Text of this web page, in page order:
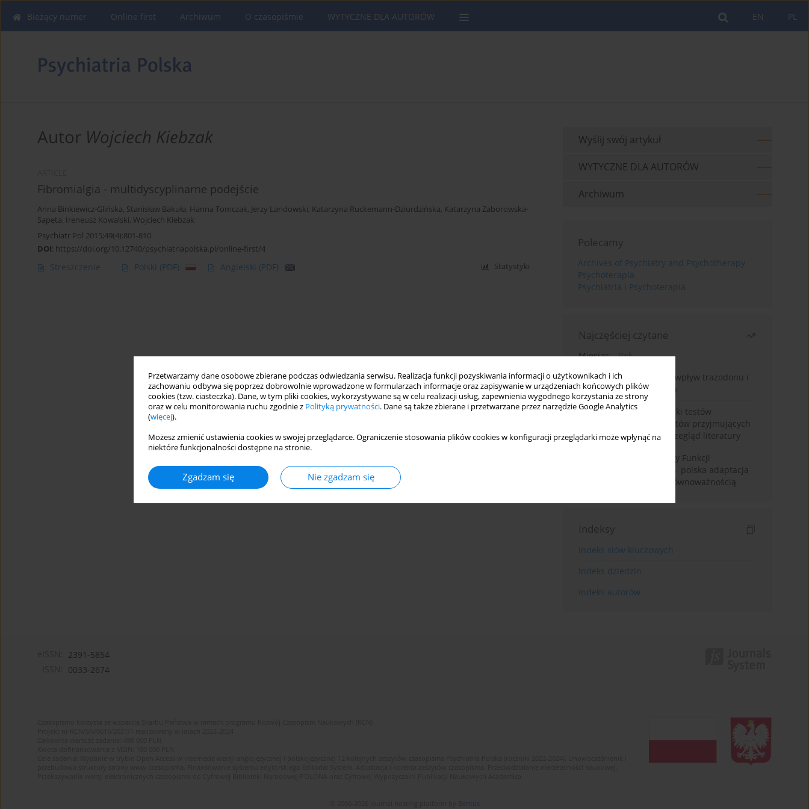
Przetwarzamy dane osobowe zbierane podczas odwiedzania serwisu. Realizacja funkcji pozyskiwania informacji o użytkownikach i ich
zachowaniu odbywa się poprzez dobrowolnie wprowadzone w formularzach informacje oraz zapisywanie w urządzeniach końcowych plików
cookies (tzw. ciasteczka). Dane, w tym pliki cookies, wykorzystywane są w celu realizacji usług, zapewnienia wygodnego korzystania ze strony
oraz w celu monitorowania ruchu zgodnie z Polityką prywatności. Dane są także zbierane i przetwarzane przez narzędzie Google Analytics
(więcej).
Możesz zmienić ustawienia cookies w swojej przeglądarce. Ograniczenie stosowania plików cookies w konfiguracji przeglądarki może wpłynąć na
niektóre funkcjonalności dostępne na stronie.
Zgadzam się Nie zgadzam się
PL
EN
Bieżący numer Online first Archiwum O czasopiśmie WYTYCZNE DLA AUTORÓW
Autor Wojciech Kiebzak
Fibromialgia - multidyscyplinarne podejście
Anna Binkiewicz-Glińska, Stanisław Bakuła, Hanna Tomczak, Jerzy Landowski, Katarzyna Ruckemann-Dziurdzińska, Katarzyna Zaborowska-
Sapeta, Ireneusz Kowalski, Wojciech Kiebzak
Psychiatr Pol 2015;49(4):801-810
DOI: https://doi.org/10.12740/psychiatriapolska.pl/online-first/4
Streszczenie Polski (PDF) Angielski (PDF) Statystyki
Wyślij swój artykuł
WYTYCZNE DLA AUTORÓW
Archiwum
Polecamy
Archives of Psychiatry and Psychotherapy
Psychoterapia
Psychiatria i Psychoterapia
Najczęściej czytane
Miesiąc
Rok
Leczenie bezsenności – wpływ trazodonu i
leków nasennych na sen
Fałszywie dodatnie wyniki testów
narkotykowych u pacjentów przyjmujących
leki psychotropowe – przegląd literatury
Montrealska Skala Oceny Funkcji
Poznawczych MoCA 7.2.– polska adaptacja
metody i badania nad równoważnością
Indeksy
Indeks słów kluczowych
Indeks dziedzin
Indeks autorów
2391-5854
0033-2674
Bentus